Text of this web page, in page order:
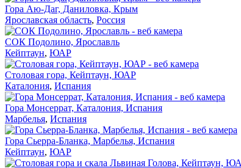
Гора Аю-Даг, Даниловка, Крым
Ярославская область, Россия
СОК Подолино, Ярославль
Кейптаун, ЮАР
Столовая гора, Кейптаун, ЮАР
Каталония, Испания
Гора Монсеррат, Каталония, Испания
Марбелья, Испания
Гора Сьерра-Бланка, Марбелья, Испания
Кейптаун, ЮАР